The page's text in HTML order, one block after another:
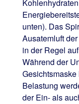
unten). Das
Ausatemluft
in der Regel
Während der
Belastung
der Ein- als